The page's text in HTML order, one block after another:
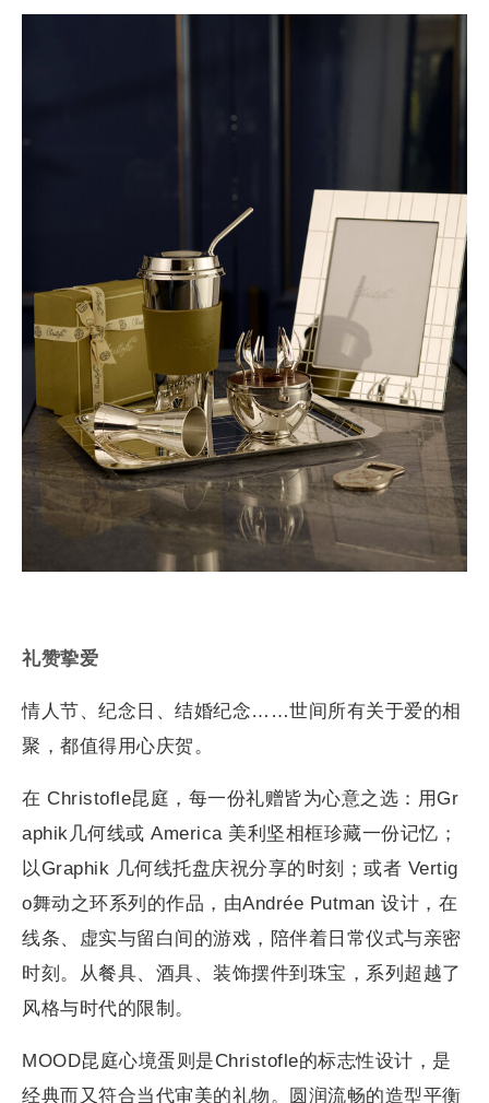
礼赞挚爱
情人节、纪念日、结婚纪念……世间所有关于爱的相
聚，都值得用心庆贺。
在 Christofle昆庭，每一份礼赠皆为心意之选：用Gr
aphik几何线或 America 美利坚相框珍藏一份记忆；
以Graphik 几何线托盘庆祝分享的时刻；或者 Vertig
o舞动之环系列的作品，由Andrée Putman 设计，在
线条、虚实与留白间的游戏，陪伴着日常仪式与亲密
时刻。从餐具、酒具、装饰摆件到珠宝，系列超越了
风格与时代的限制。
MOOD昆庭心境蛋则是Christofle的标志性设计，是
经典而又符合当代审美的礼物。圆润流畅的造型平衡